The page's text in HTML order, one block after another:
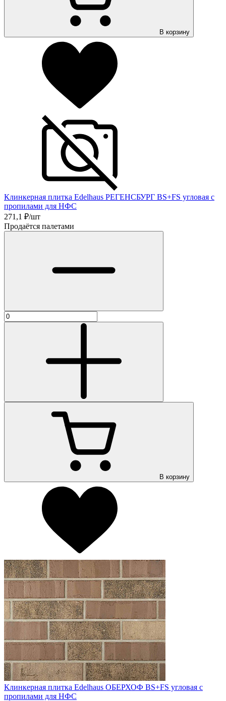
В корзину
Клинкерная плитка Edelhaus РЕГЕНСБУРГ BS+FS угловая с
пропилами для НФС
271,1 ₽/шт
Продаётся палетами
В корзину
Клинкерная плитка Edelhaus ОБЕРХОФ BS+FS угловая с
пропилами для НФС